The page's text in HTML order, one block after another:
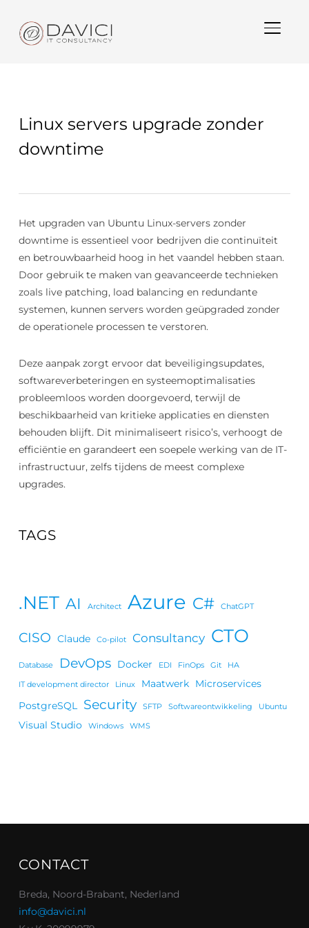
Linux servers upgrade zonder
downtime
Het upgraden van Ubuntu Linux-servers zonder
downtime is essentieel voor bedrijven die continuïteit
en betrouwbaarheid hoog in het vaandel hebben staan.
Door gebruik te maken van geavanceerde technieken
zoals live patching, load balancing en redundante
systemen, kunnen servers worden geüpgraded zonder
de operationele processen te verstoren.
Deze aanpak zorgt ervoor dat beveiligingsupdates,
softwareverbeteringen en systeemoptimalisaties
probleemloos worden doorgevoerd, terwijl de
beschikbaarheid van kritieke applicaties en diensten
behouden blijft. Dit minimaliseert risico’s, verhoogt de
efficiëntie en garandeert een soepele werking van de IT-
infrastructuur, zelfs tijdens de meest complexe
upgrades.
TAGS
.NET AI Architect Azure C# ChatGPT
CISO Claude Co-pilot Consultancy CTO
Database DevOps Docker EDI FinOps Git HA
IT development director Linux Maatwerk Microservices
PostgreSQL Security SFTP Softwareontwikkeling Ubuntu
Visual Studio Windows WMS
CONTACT
Breda, Noord-Brabant, Nederland
info@davici.nl